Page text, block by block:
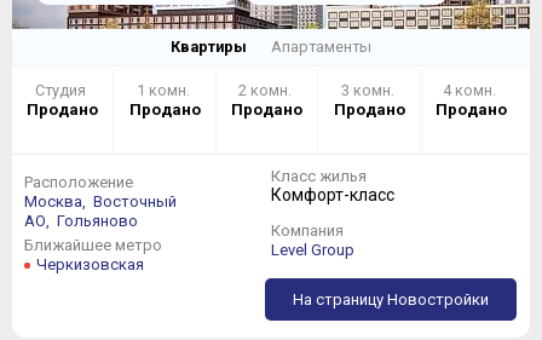
Квартиры
Студия
Продано
1 комн.
Продано
2 комн.
Продано
3 комн.
Продано
4 комн.
Продано
Апартаменты
Расположение
Москва,
Восточный
АО,
Гольяново
Ближайшее метро
Черкизовская
Класс жилья
Комфорт-класс
Компания
Level Group
На страницу Новостройки